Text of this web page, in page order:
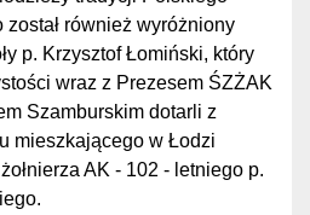
również wyróżniony
p. Krzysztof Łomiński, który
wraz z Prezesem ŚZŻAK
Szamburskim dotarli z
mieszkającego w Łodzi
AK - 102 - letniego p.